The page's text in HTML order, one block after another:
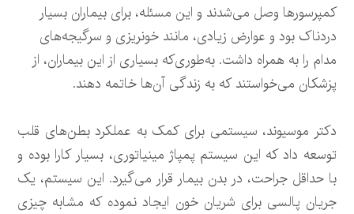
کمپرسورها وصل می‌شدند و این مسئله، برای بیماران بسیار
دردناک بود و عوارض زیادی، مانند خونریزی و سرگیجه‌های
مدام را به همراه داشت. به‌طوری‌که بسیاری از این بیماران، از
پزشکان می‌خواستند که به زندگی آن‌ها خاتمه دهند.
دکتر موسیوند، سیستمی برای کمک به عملکرد بطن‌های قلب
توسعه داد که این سیستم پمپاژ مینیاتوری، بسیار کارا بوده و
با حداقل جراحت، در بدن بیمار قرار می‌گیرد. این سیستم، یک
جریان پالسی برای شریان خون ایجاد نموده که مشابه چیزی